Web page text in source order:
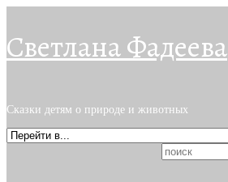
Светлана Фадеева
Сказки детям о природе и животных